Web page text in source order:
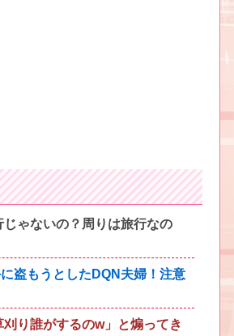
ゃないの？周りは旅行なの
盗もうとしたDQN夫婦！注意
り誰がするのw」と煽ってき